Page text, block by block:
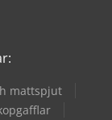
mattspjut